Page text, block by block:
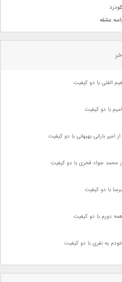
عشقه
الفتی با دو کیفیت
با دو کیفیت
امیر بارانی بهبهانی با دو کیفیت
محمد جواد فخری با دو کیفیت
با دو کیفیت
دورم با دو کیفیت
یه نفری با دو کیفیت